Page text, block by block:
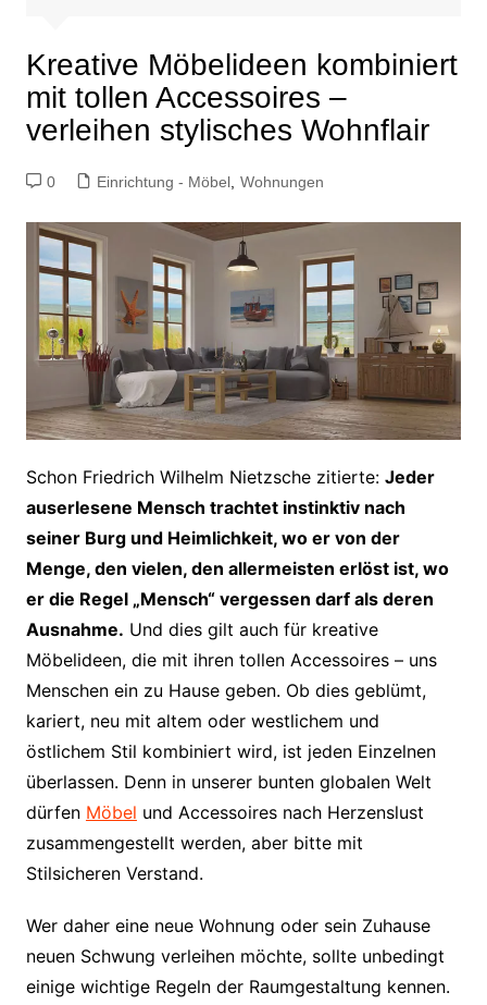
Kreative Möbelideen kombiniert
mit tollen Accessoires –
verleihen stylisches Wohnflair
0 Einrichtung - Möbel, Wohnungen
Schon Friedrich Wilhelm Nietzsche zitierte: Jeder
auserlesene Mensch trachtet instinktiv nach
seiner Burg und Heimlichkeit, wo er von der
Menge, den vielen, den allermeisten erlöst ist, wo
er die Regel „Mensch“ vergessen darf als deren
Ausnahme. Und dies gilt auch für kreative
Möbelideen, die mit ihren tollen Accessoires – uns
Menschen ein zu Hause geben. Ob dies geblümt,
kariert, neu mit altem oder westlichem und
östlichem Stil kombiniert wird, ist jeden Einzelnen
überlassen. Denn in unserer bunten globalen Welt
dürfen Möbel und Accessoires nach Herzenslust
zusammengestellt werden, aber bitte mit
Stilsicheren Verstand.
Wer daher eine neue Wohnung oder sein Zuhause
neuen Schwung verleihen möchte, sollte unbedingt
einige wichtige Regeln der Raumgestaltung kennen.